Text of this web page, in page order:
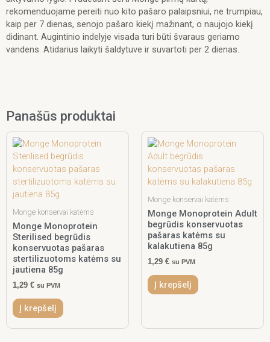
rekomenduojame pereiti nuo kito pašaro palaipsniui, ne trumpiau,
kaip per 7 dienas, senojo pašaro kiekį mažinant, o naujojo kiekį
didinant. Augintinio indelyje visada turi būti švaraus geriamo
vandens. Atidarius laikyti šaldytuve ir suvartoti per 2 dienas.
Panašūs produktai
Monge konservai katėms
Monge Monoprotein
Sterilised begrūdis
konservuotas pašaras
stertilizuotoms katėms su
jautiena 85g
1,29 € su PVM
Į krepšelį
Monge konservai katėms
Monge Monoprotein Adult
begrūdis konservuotas
pašaras katėms su
kalakutiena 85g
1,29 € su PVM
Į krepšelį